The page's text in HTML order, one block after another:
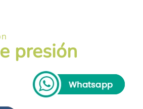
presión